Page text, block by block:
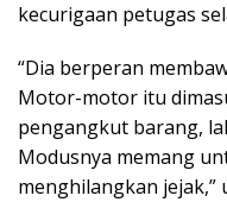
kecurigaan petugas
“Dia berperan
Motor-motor itu
pengangkut barang,
Modusnya memang
menghilangkan jejak,”